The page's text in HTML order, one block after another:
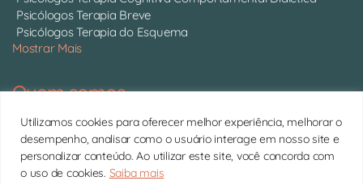
Utilizamos cookies para oferecer melhor experiência, melhorar o
desempenho, analisar como o usuário interage em nosso site e
personalizar conteúdo. Ao utilizar este site, você concorda com
o uso de cookies. Saiba mais
Psicólogos Terapia Breve
Psicólogos Terapia do Esquema
Mostrar Mais
Quem somos
Somos 750 psicólogos com CRP ativo, atendendo online em
todo o Brasil.Conheça cada um deles
11 4063-0022 | contato@psitto.com.br |